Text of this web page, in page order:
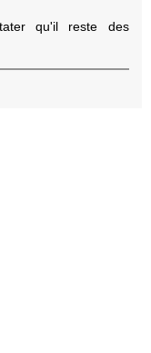
qu'il reste des